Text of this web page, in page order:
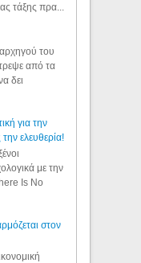
τάξης πρα...
του
από τα
δει
για την
ελευθερία!
με την
Is No
στον